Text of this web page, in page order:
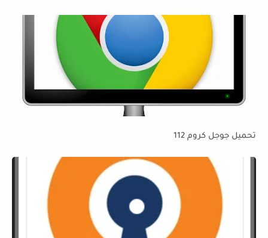
تحميل جوجل كروم 112